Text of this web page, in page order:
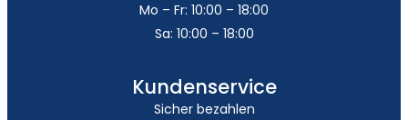
Mo – Fr: 10:00 – 18:00
Sa: 10:00 – 18:00
Kundenservice
Sicher bezahlen